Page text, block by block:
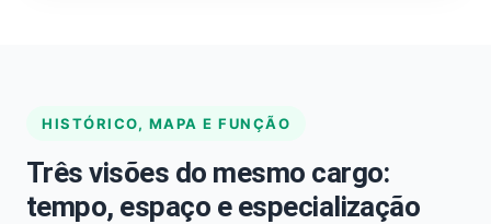
HISTÓRICO, MAPA E FUNÇÃO
Três visões do mesmo cargo:
tempo, espaço e especialização